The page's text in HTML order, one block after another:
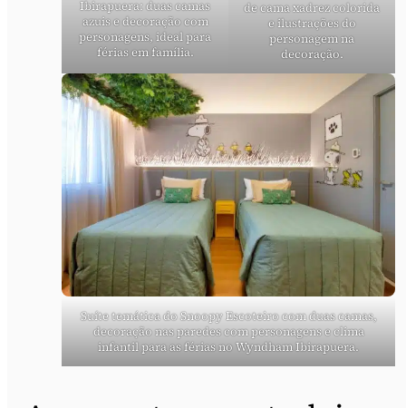
Ibirapuera: duas camas
azuis e decoração com
personagens, ideal para
férias em família.
de cama xadrez colorida
e ilustrações do
personagem na
decoração.
Suíte temática do Snoopy Escoteiro com duas camas,
decoração nas paredes com personagens e clima
infantil para as férias no Wyndham Ibirapuera.